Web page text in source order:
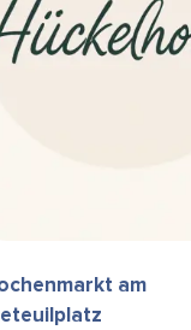
am